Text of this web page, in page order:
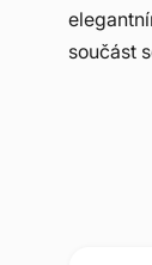
součást